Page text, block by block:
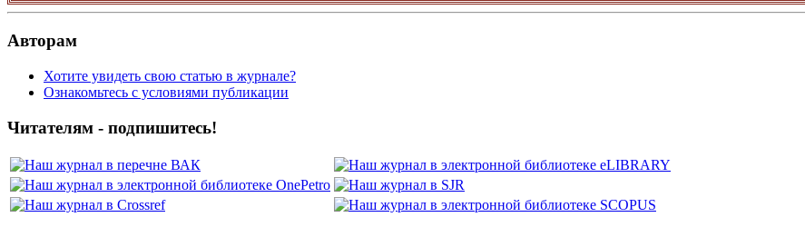
Авторам
Хотите увидеть свою статью в журнале?
Ознакомьтесь с условиями публикации
Читателям - подпишитесь!